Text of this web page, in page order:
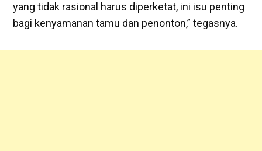
yang tidak rasional harus diperketat, ini isu penting
bagi kenyamanan tamu dan penonton,” tegasnya.